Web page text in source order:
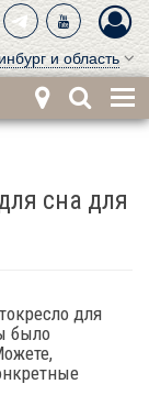
и область
сна для
для
было